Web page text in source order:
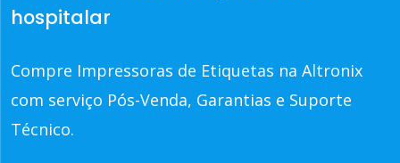
hospitalar
Compre Impressoras de Etiquetas na Altronix
com serviço Pós-Venda, Garantias e Suporte
Técnico.